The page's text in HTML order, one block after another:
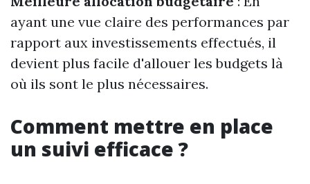
ayant une vue claire des performances par
rapport aux investissements effectués, il
devient plus facile d'allouer les budgets là
où ils sont le plus nécessaires.
Comment mettre en place
un suivi efficace ?